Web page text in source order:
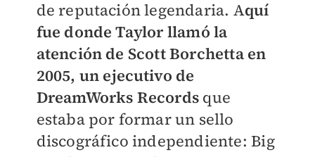
de reputación legendaria. Aquí
fue donde Taylor llamó la
atención de Scott Borchetta en
2005, un ejecutivo de
DreamWorks Records que
estaba por formar un sello
discográfico independiente: Big